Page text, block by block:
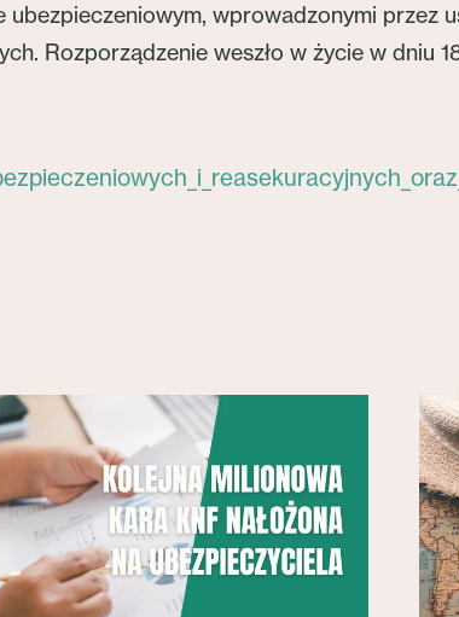
wprowadzonymi przez
Rozporządzenie weszło w życie w dniu